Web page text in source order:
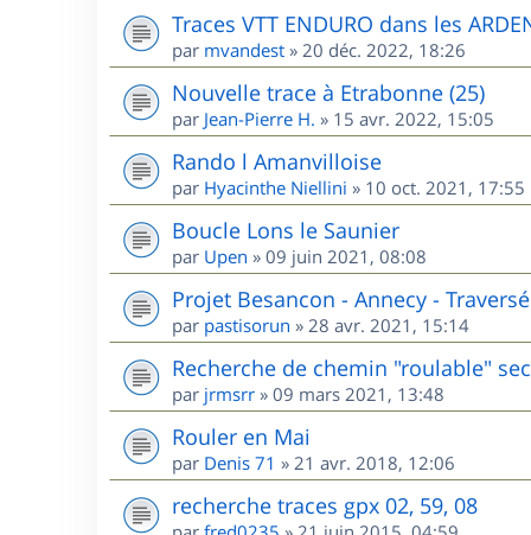
Traces VTT ENDURO dans les
par mvandest » 20 déc. 2022, 18:26
Nouvelle trace à Etrabonne (25)
par Jean-Pierre H. » 15 avr. 2022, 15:05
Rando l Amanvilloise
par Hyacinthe Niellini » 10 oct. 2021, 17:55
Boucle Lons le Saunier
par Upen » 09 juin 2021, 08:08
Projet Besancon - Annecy -
par pastisorun » 28 avr. 2021, 15:14
Recherche de chemin "roulable"
par jrmsrr » 09 mars 2021, 13:48
Rouler en Mai
par Denis 71 » 21 avr. 2018, 12:06
recherche traces gpx 02, 59, 08